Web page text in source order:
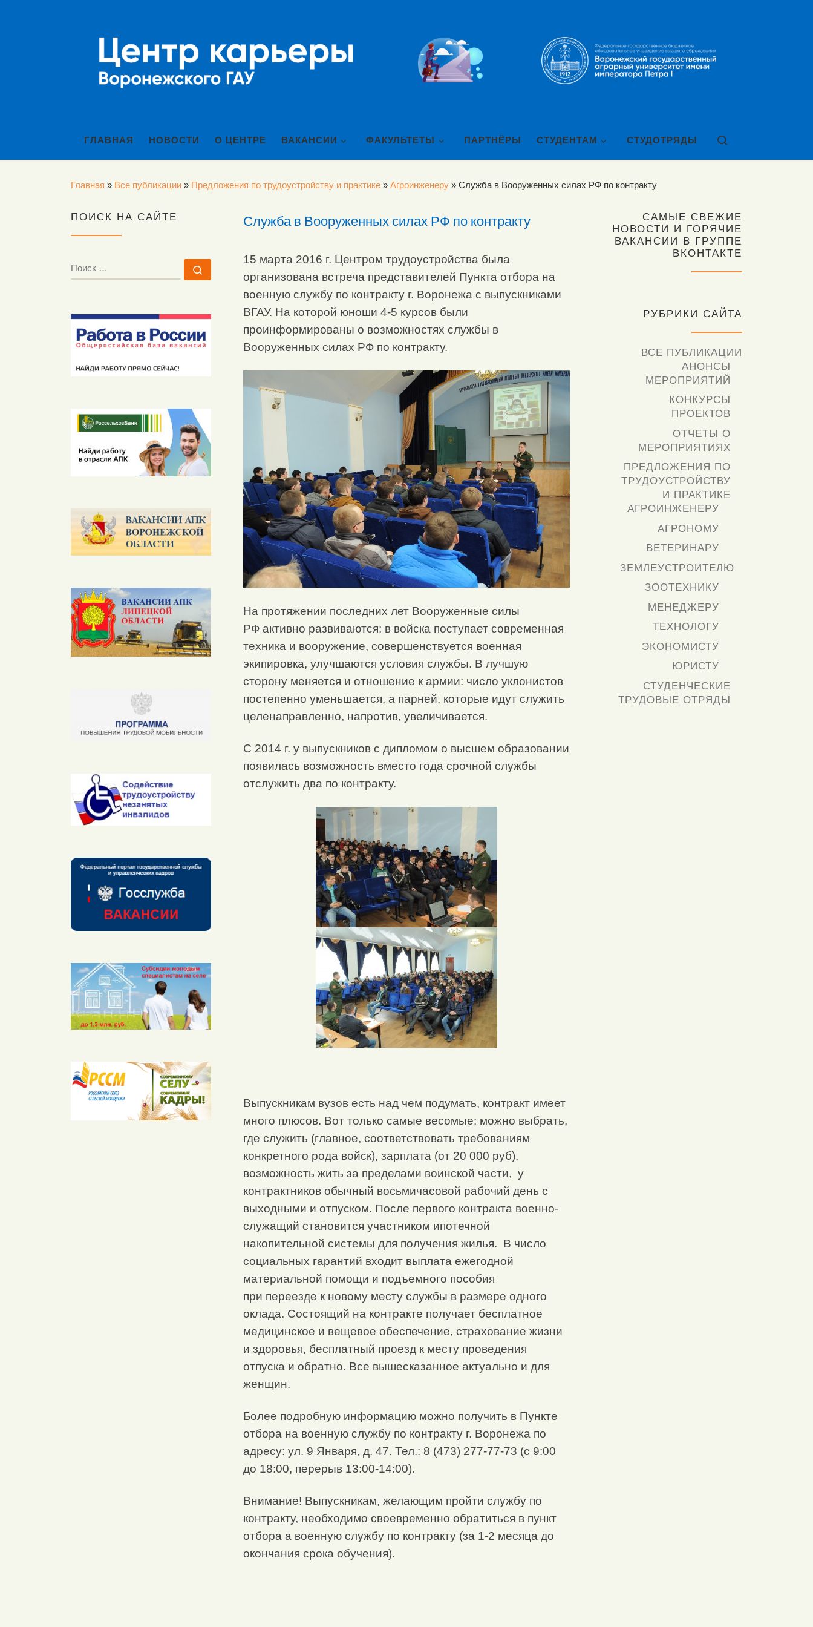
ГЛАВНАЯ НОВОСТИ О ЦЕНТРЕ ВАКАНСИИ ФАКУЛЬТЕТЫ ПАРТНЁРЫ СТУДЕНТАМ СТУДОТРЯДЫ
Главная » Все публикации » Предложения по трудоустройству и практике » Агроинженеру » Служба в Вооруженных силах РФ по контракту
Служба в Вооруженных силах РФ по контракту
15 марта 2016 г. Центром трудоустройства была
организована встреча представителей Пункта отбора на
военную службу по контракту г. Воронежа с выпускниками
ВГАУ. На которой юноши 4-5 курсов были
проинформированы о возможностях службы в
Вооруженных силах РФ по контракту.
На протяжении последних лет Вооруженные силы
РФ активно развиваются: в войска поступает современная
техника и вооружение, совершенствуется военная
экипировка, улучшаются условия службы. В лучшую
сторону меняется и отношение к армии: число уклонистов
постепенно уменьшается, а парней, которые идут служить
целенаправленно, напротив, увеличивается.
С 2014 г. у выпускников с дипломом о высшем образовании
появилась возможность вместо года срочной службы
отслужить два по контракту.
Выпускникам вузов есть над чем подумать, контракт имеет
много плюсов. Вот только самые весомые: можно выбрать,
где служить (главное, соответствовать требованиям
конкретного рода войск), зарплата (от 20 000 руб),
возможность жить за пределами воинской части, у
контрактников обычный восьмичасовой рабочий день с
выходными и отпуском. После первого контракта военно-
служащий становится участником ипотечной
накопительной системы для получения жилья. В число
социальных гарантий входит выплата ежегодной
материальной помощи и подъемного пособия
при переезде к новому месту службы в размере одного
оклада. Состоящий на контракте получает бесплатное
медицинское и вещевое обеспечение, страхование жизни
и здоровья, бесплатный проезд к месту проведения
отпуска и обратно. Все вышесказанное актуально и для
женщин.
Более подробную информацию можно получить в Пункте
отбора на военную службу по контракту г. Воронежа по
адресу: ул. 9 Января, д. 47. Тел.: 8 (473) 277-77-73 (с 9:00
до 18:00, перерыв 13:00-14:00).
Внимание! Выпускникам, желающим пройти службу по
контракту, необходимо своевременно обратиться в пункт
отбора а военную службу по контракту (за 1-2 месяца до
окончания срока обучения).
ПОИСК НА САЙТЕ
ПОИСК
САМЫЕ СВЕЖИЕ
НОВОСТИ И ГОРЯЧИЕ
ВАКАНСИИ В ГРУППЕ
ВКОНТАКТЕ
РУБРИКИ САЙТА
ВСЕ ПУБЛИКАЦИИ
АНОНСЫ
МЕРОПРИЯТИЙ
КОНКУРСЫ
ПРОЕКТОВ
ОТЧЕТЫ О
МЕРОПРИЯТИЯХ
ПРЕДЛОЖЕНИЯ ПО
ТРУДОУСТРОЙСТВУ
И ПРАКТИКЕ
АГРОИНЖЕНЕРУ
АГРОНОМУ
ВЕТЕРИНАРУ
ЗЕМЛЕУСТРОИТЕЛЮ
ЗООТЕХНИКУ
МЕНЕДЖЕРУ
ТЕХНОЛОГУ
ЭКОНОМИСТУ
ЮРИСТУ
СТУДЕНЧЕСКИЕ
ТРУДОВЫЕ ОТРЯДЫ